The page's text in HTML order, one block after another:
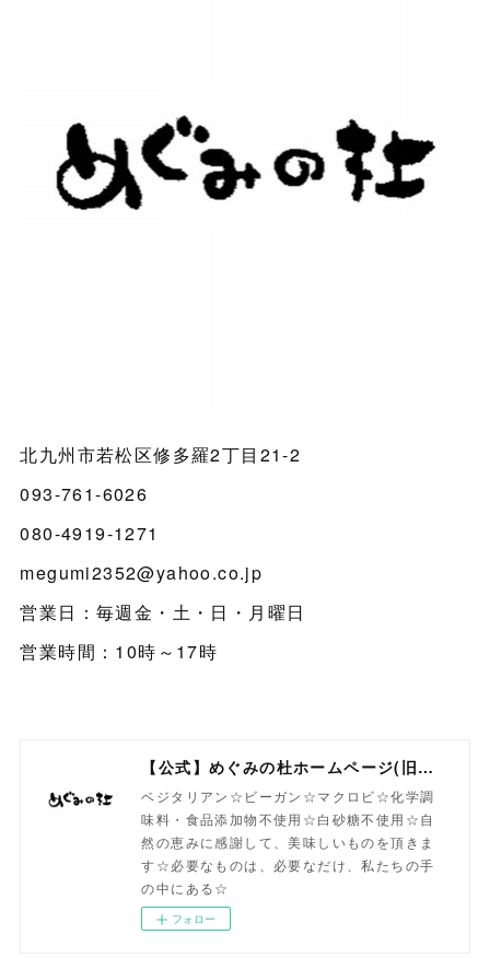
北九州市若松区修多羅2丁目21-2
093-761-6026
080-4919-1271
megumi2352@yahoo.co.jp
営業日：毎週金・土・日・月曜日
営業時間：10時～17時
【公式】めぐみの杜ホームページ(旧自然食工房）
ベジタリアン☆ビーガン☆マクロビ☆化学調
味料・食品添加物不使用☆白砂糖不使用☆自
然の恵みに感謝して、美味しいものを頂きま
す☆必要なものは、必要なだけ、私たちの手
の中にある☆
フォロー